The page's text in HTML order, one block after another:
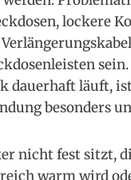
lockere
dauerhaft läuft,
besonders
nicht fest sitzt,
warm wird